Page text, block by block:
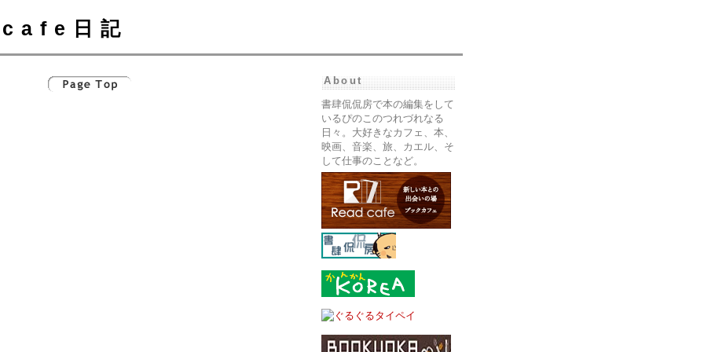
cafe日記
About
書肆侃侃房で本の編集をして
いるぴのこのつれづれなる
日々。大好きなカフェ、本、
映画、音楽、旅、カエル、そ
して仕事のことなど。